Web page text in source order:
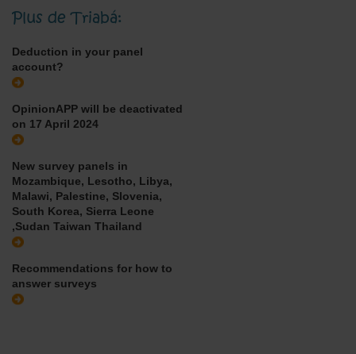
Plus de Triabá:
Deduction in your panel
account?
OpinionAPP will be deactivated
on 17 April 2024
New survey panels in
Mozambique, Lesotho, Libya,
Malawi, Palestine, Slovenia,
South Korea, Sierra Leone
,Sudan Taiwan Thailand
Recommendations for how to
answer surveys